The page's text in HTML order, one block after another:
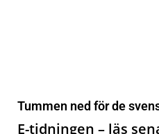
Tummen ned för de
E-tidningen – läs